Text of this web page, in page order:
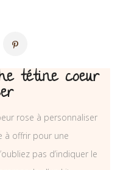
tétine coeur
rose à personnaliser
à offrir pour une
pas d’indiquer le